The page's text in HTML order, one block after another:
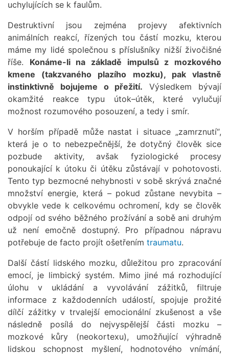
uchylujících se k faulům.
Destruktivní jsou zejména projevy afektivních
animálních reakcí, řízených tou částí mozku, kterou
máme my lidé společnou s příslušníky nižší živočišné
říše. Konáme-li na základě impulsů z mozkového
kmene (takzvaného plazího mozku), pak vlastně
instinktivně bojujeme o přežití. Výsledkem bývají
okamžité reakce typu útok–útěk, které vylučují
možnost rozumového posouzení, a tedy i smír.
V horším případě může nastat i situace „zamrznutí“,
která je o to nebezpečnější, že dotyčný člověk sice
pozbude aktivity, avšak fyziologické procesy
ponoukající k útoku či útěku zůstávají v pohotovosti.
Tento typ bezmocné nehybnosti v sobě skrývá značné
množství energie, která – pokud zůstane nevybita –
obvykle vede k celkovému ochromení, kdy se člověk
odpojí od svého běžného prožívání a sobě ani druhým
už není emočně dostupný. Pro případnou nápravu
potřebuje de facto projít ošetřením traumatu.
Další částí lidského mozku, důležitou pro zpracování
emocí, je limbický systém. Mimo jiné má rozhodující
úlohu v ukládání a vyvolávání zážitků, filtruje
informace z každodenních událostí, spojuje prožité
dílčí zážitky v trvalejší emocionální zkušenost a vše
následně posílá do nejvyspělejší části mozku –
mozkové kůry (neokortexu), umožňující výhradně
lidskou schopnost myšlení, hodnotového vnímání,